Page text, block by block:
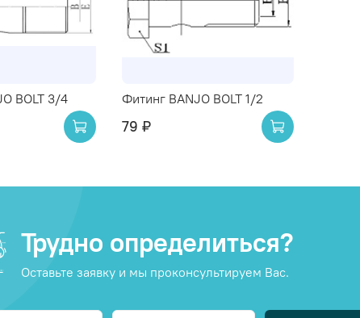
BOLT 3/4 Фитинг BANJO BOLT 1/2
79 ₽
Трудно определиться?
Оставьте заявку и мы проконсультируем Вас.